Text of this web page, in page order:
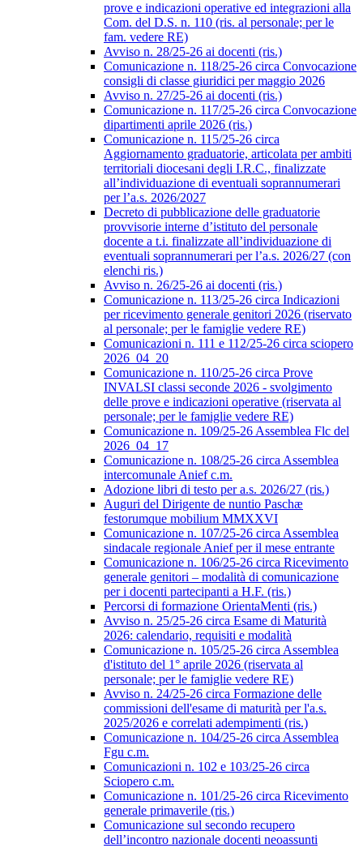
prove e indicazioni operative ed integrazioni alla
Com. del D.S. n. 110 (ris. al personale; per le
fam. vedere RE)
Avviso n. 28/25-26 ai docenti (ris.)
Comunicazione n. 118/25-26 circa Convocazione
consigli di classe giuridici per maggio 2026
Avviso n. 27/25-26 ai docenti (ris.)
Comunicazione n. 117/25-26 circa Convocazione
dipartimenti aprile 2026 (ris.)
Comunicazione n. 115/25-26 circa
Aggiornamento graduatorie, articolata per ambiti
territoriali diocesani degli I.R.C., finalizzate
all’individuazione di eventuali soprannumerari
per l’a.s. 2026/2027
Decreto di pubblicazione delle graduatorie
provvisorie interne d’istituto del personale
docente a t.i. finalizzate all’individuazione di
eventuali soprannumerari per l’a.s. 2026/27 (con
elenchi ris.)
Avviso n. 26/25-26 ai docenti (ris.)
Comunicazione n. 113/25-26 circa Indicazioni
per ricevimento generale genitori 2026 (riservato
al personale; per le famiglie vedere RE)
Comunicazioni n. 111 e 112/25-26 circa sciopero
2026_04_20
Comunicazione n. 110/25-26 circa Prove
INVALSI classi seconde 2026 - svolgimento
delle prove e indicazioni operative (riservata al
personale; per le famiglie vedere RE)
Comunicazione n. 109/25-26 Assemblea Flc del
2026_04_17
Comunicazione n. 108/25-26 circa Assemblea
intercomunale Anief c.m.
Adozione libri di testo per a.s. 2026/27 (ris.)
Auguri del Dirigente de nuntio Paschæ
festorumque mobilium MMXXVI
Comunicazione n. 107/25-26 circa Assemblea
sindacale regionale Anief per il mese entrante
Comunicazione n. 106/25-26 circa Ricevimento
generale genitori – modalità di comunicazione
per i docenti partecipanti a H.F. (ris.)
Percorsi di formazione OrientaMenti (ris.)
Avviso n. 25/25-26 circa Esame di Maturità
2026: calendario, requisiti e modalità
Comunicazione n. 105/25-26 circa Assemblea
d'istituto del 1° aprile 2026 (riservata al
personale; per le famiglie vedere RE)
Avviso n. 24/25-26 circa Formazione delle
commissioni dell'esame di maturità per l'a.s.
2025/2026 e correlati adempimenti (ris.)
Comunicazione n. 104/25-26 circa Assemblea
Fgu c.m.
Comunicazioni n. 102 e 103/25-26 circa
Sciopero c.m.
Comunicazione n. 101/25-26 circa Ricevimento
generale primaverile (ris.)
Comunicazione sul secondo recupero
dell’incontro nazionale docenti neoassunti